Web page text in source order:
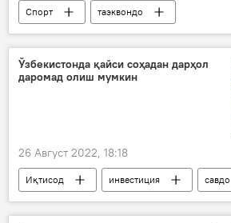
Спорт таэквондо
Ўзбекистонда қайси соҳадан дарҳол
даромад олиш мумкин
26 Август 2022, 18:18
Иқтисод инвестиция савдо